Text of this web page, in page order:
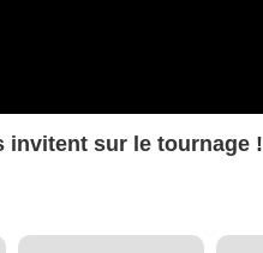
invitent sur le tournage !